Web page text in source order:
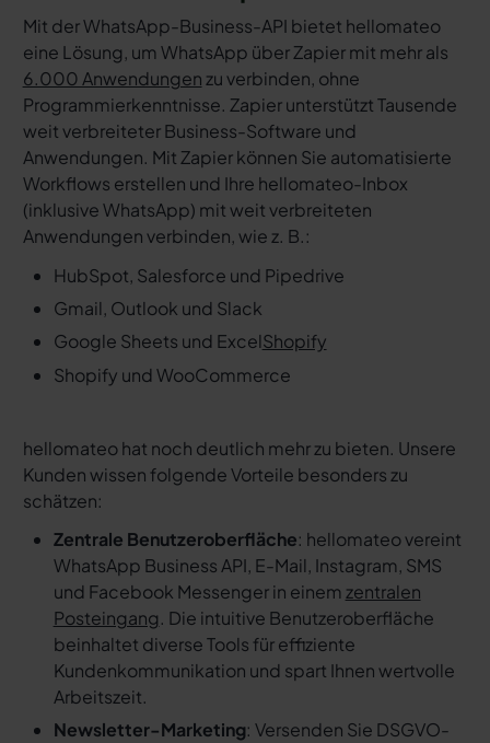
Mit der WhatsApp-Business-API bietet hellomateo
eine Lösung, um WhatsApp über Zapier mit mehr als
6.000 Anwendungenzu verbinden, ohne
Programmierkenntnisse. Zapier unterstützt Tausende
weit verbreiteter Business-Software und
Anwendungen. Mit Zapier können Sie automatisierte
Workflows erstellen und Ihre hellomateo-Inbox
(inklusive WhatsApp) mit weit verbreiteten
Anwendungen verbinden, wie z. B.:
HubSpot, Salesforce und Pipedrive
Gmail, Outlook und Slack
Google Sheets und ExcelShopify
Shopify und WooCommerce
hellomateo hat noch deutlich mehr zu bieten. Unsere
Kunden wissen folgende Vorteile besonders zu
schätzen:
Zentrale Benutzeroberfläche: hellomateo vereint
WhatsApp Business API, E-Mail, Instagram, SMS
und Facebook Messenger in einem zentralen
Posteingang. Die intuitive Benutzeroberfläche
beinhaltet diverse Tools für effiziente
Kundenkommunikation und spart Ihnen wertvolle
Arbeitszeit.
Newsletter-Marketing: Versenden Sie DSGVO-